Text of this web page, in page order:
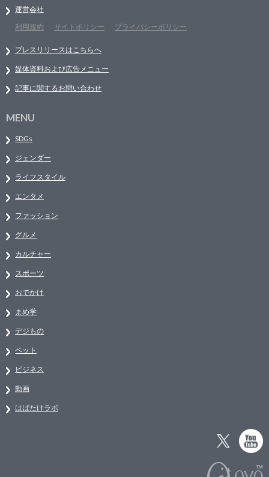
運営会社
利用規約
サイトポリシー プライバシーポリシー
プレスリリースはこちらへ
媒体資料および広告メニュー
記事に関するお問い合わせ
MENU
SDGs
ジェンダー
ライフスタイル
エンタメ
ファッション
グルメ
カルチャー
スポーツ
おでかけ
まめ学
デジもの
ペット
ビジネス
動画
はばたけラボ